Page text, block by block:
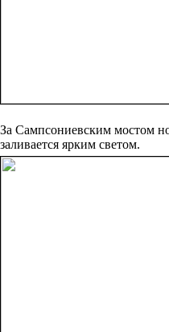
За Сампсониевским мостом
заливается ярким светом.